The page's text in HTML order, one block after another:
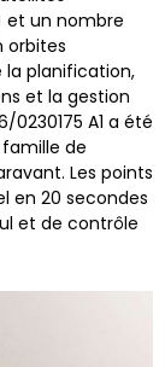
et un nombre
orbites
la planification,
et la gestion
A1 a été
de
Les points
en 20 secondes
et de contrôle